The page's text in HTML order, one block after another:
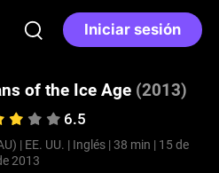
Iniciar sesión
of the Ice Age (2013)
6.5
| EE. UU. | Inglés | 38 min | 15 de
2013